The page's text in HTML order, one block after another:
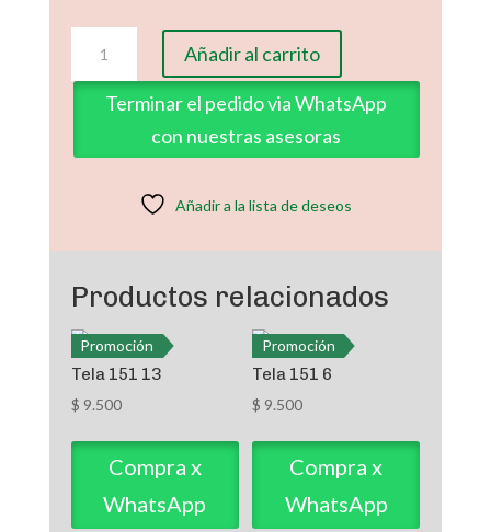
2108-
33
cantidad
Añadir al carrito
Terminar el pedido via WhatsApp
con nuestras asesoras
Añadir a la lista de deseos
Productos relacionados
Promoción
Tela 151 13
$ 9.500
Compra x
WhatsApp
Promoción
Tela 151 6
$ 9.500
Compra x
WhatsApp